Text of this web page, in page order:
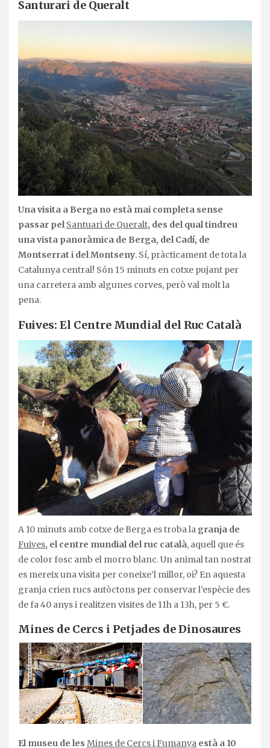
Santurari de Queralt
Una visita a Berga no està mai completa sense
passar pel Santuari de Queralt, des del qual tindreu
una vista panoràmica de Berga, del Cadí, de
Montserrat i del Montseny. Sí, pràcticament de tota la
Catalunya central! Són 15 minuts en cotxe pujant per
una carretera amb algunes corves, però val molt la
pena.
Fuives: El Centre Mundial del Ruc Català
A 10 minuts amb cotxe de Berga es troba la granja de
Fuives, el centre mundial del ruc català, aquell que és
de color fosc amb el morro blanc. Un animal tan nostrat
es mereix una visita per coneixe’l millor, oi? En aquesta
granja crien rucs autòctons per conservar l’espècie des
de fa 40 anys i realitzen visites de 11h a 13h, per 5 €.
Mines de Cercs i Petjades de Dinosaures
El museu de les Mines de Cercs i Fumanya està a 10